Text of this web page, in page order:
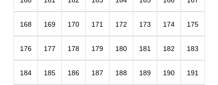
168 169 170 171 172 173 174 175
176 177 178 179 180 181 182 183
184 185 186 187 188 189 190 191